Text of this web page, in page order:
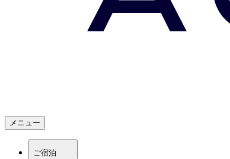
メニュー
ご宿泊